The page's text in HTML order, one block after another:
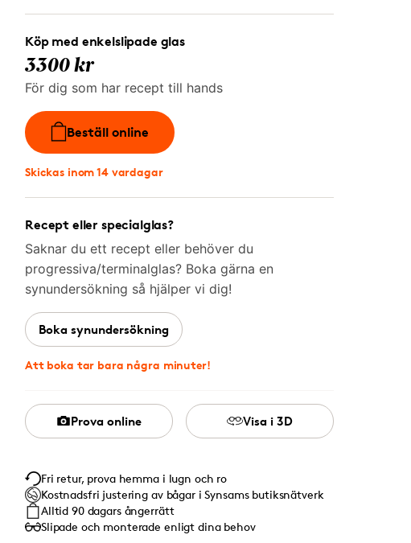
Köp med enkelslipade glas
3300 kr
För dig som har recept till hands
Beställ online
Skickas inom 14 vardagar
Recept eller specialglas?
Saknar du ett recept eller behöver du
progressiva/terminalglas? Boka gärna en
synundersökning så hjälper vi dig!
Boka synundersökning
Att boka tar bara några minuter!
Prova online Visa i 3D
Fri retur, prova hemma i lugn och ro
Kostnadsfri justering av bågar i Synsams butiksnätverk
Alltid 90 dagars ångerrätt
Slipade och monterade enligt dina behov